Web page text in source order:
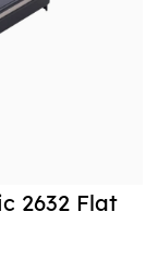
2632 Flat